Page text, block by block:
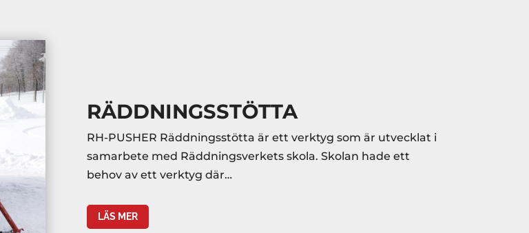
RÄDDNINGSSTÖTTA
RH-PUSHER Räddningsstötta är ett verktyg som är utvecklat i
samarbete med Räddningsverkets skola. Skolan hade ett
behov av ett verktyg där…
LÄS MER